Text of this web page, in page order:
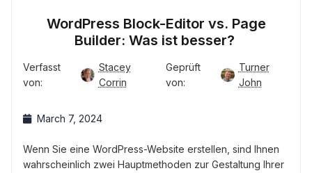
WordPress Block-Editor vs. Page
Builder: Was ist besser?
Verfasst
von:
Stacey
Corrin
Geprüft
von:
Turner
John
March 7, 2024
Wenn Sie eine WordPress-Website erstellen, sind Ihnen
wahrscheinlich zwei Hauptmethoden zur Gestaltung Ihrer